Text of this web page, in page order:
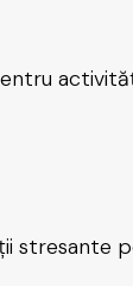
stresante